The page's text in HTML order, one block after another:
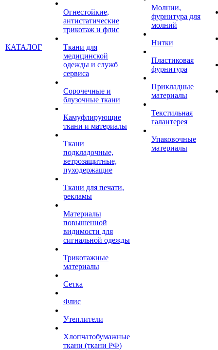
КАТАЛОГ
Огнестойкие,
антистатические
трикотаж и флис
Ткани для
медицинской
одежды и служб
сервиса
Сорочечные и
блузочные ткани
Камуфлирующие
ткани и материалы
Ткани
подкладочные,
ветрозащитные,
пуходержащие
Ткани для печати,
рекламы
Материалы
повышенной
видимости для
сигнальной одежды
Трикотажные
материалы
Сетка
Флис
Утеплители
Хлопчатобумажные
ткани (ткани РФ)
Молнии,
фурнитура для
молний
Нитки
Пластиковая
фурнитура
Прикладные
материалы
Текстильная
галантерея
Упаковочные
материалы